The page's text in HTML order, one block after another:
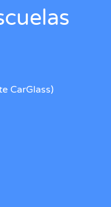
CarGlass)